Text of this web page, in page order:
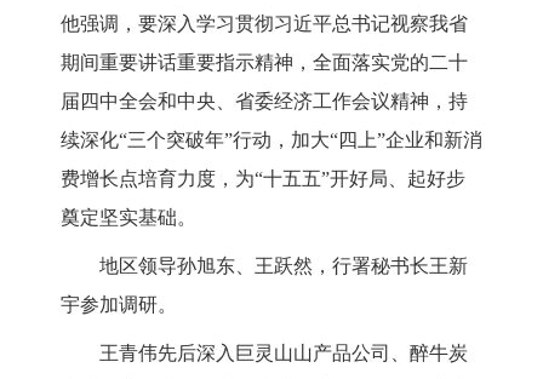
他强调，要深入学习贯彻习近平总书记视察我省
期间重要讲话重要指示精神，全面落实党的二十
届四中全会和中央、省委经济工作会议精神，持
续深化“三个突破年”行动，加大“四上”企业和新消
费增长点培育力度，为“十五五”开好局、起好步
奠定坚实基础。
地区领导孙旭东、王跃然，行署秘书长王新
宇参加调研。
王青伟先后深入巨灵山山产品公司、醉牛炭